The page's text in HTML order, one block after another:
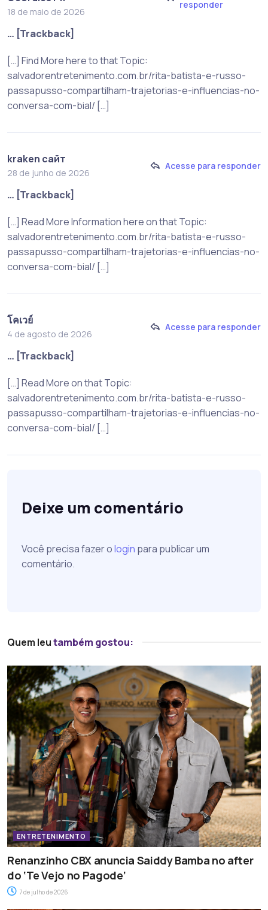
18 de maio de 2026
responder
… [Trackback]
[…] Find More here to that Topic:
salvadorentretenimento.com.br/rita-batista-e-russo-
passapusso-compartilham-trajetorias-e-influencias-no-
conversa-com-bial/ […]
kraken сайт
28 de junho de 2026
Acesse para responder
… [Trackback]
[…] Read More Information here on that Topic:
salvadorentretenimento.com.br/rita-batista-e-russo-
passapusso-compartilham-trajetorias-e-influencias-no-
conversa-com-bial/ […]
โคเวย์
4 de agosto de 2026
Acesse para responder
… [Trackback]
[…] Read More on that Topic:
salvadorentretenimento.com.br/rita-batista-e-russo-
passapusso-compartilham-trajetorias-e-influencias-no-
conversa-com-bial/ […]
Deixe um comentário
Você precisa fazer ologin para publicar um
comentário.
Quem leutambém gostou:
ENTRETENIMENTO
Renanzinho CBX anuncia Saiddy Bamba no after
do ‘Te Vejo no Pagode’
7 de julho de 2026